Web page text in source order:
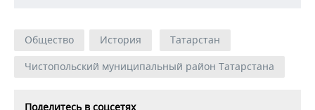
Общество История
Татарстан
Чистопольский муниципальный район Татарстана
Поделитесь в соцсетях